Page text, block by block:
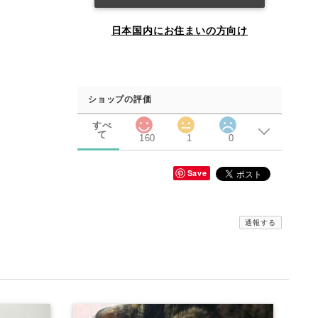
日本国内にお住まいの方向け
ショップの評価
すべ
て
160 1 0
Save
通報する